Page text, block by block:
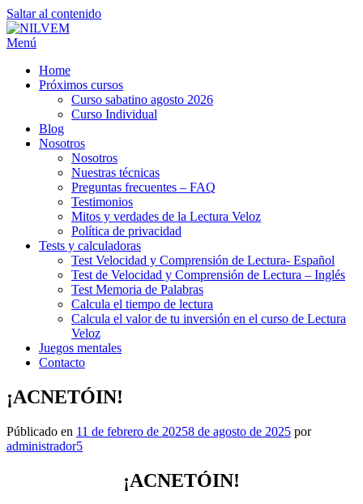
Saltar al contenido
Menú
Home
Próximos cursos
Curso sabatino agosto 2026
Curso Individual
Blog
Nosotros
Nosotros
Nuestras técnicas
Preguntas frecuentes – FAQ
Testimonios
Mitos y verdades de la Lectura Veloz
Política de privacidad
Tests y calculadoras
Test Velocidad y Comprensión de Lectura- Español
Test de Velocidad y Comprensión de Lectura – Inglés
Test Memoria de Palabras
Calcula el tiempo de lectura
Calcula el valor de tu inversión en el curso de Lectura
Veloz
Juegos mentales
Contacto
¡ACNETÓIN!
Públicado en 11 de febrero de 20258 de agosto de 2025 por
administrador5
¡ACNETÓIN!